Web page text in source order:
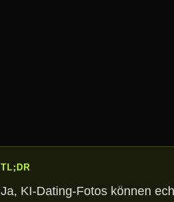
TL;DR
Ja, KI-Dating-Fotos können